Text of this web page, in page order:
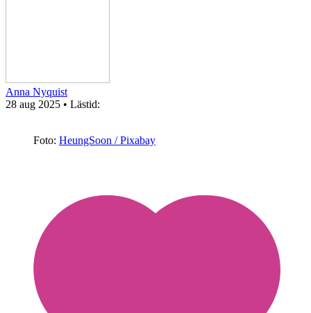
Anna Nyquist
28 aug 2025 • Lästid:
Foto: HeungSoon / Pixabay